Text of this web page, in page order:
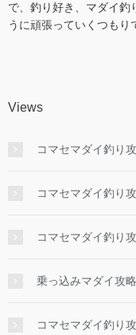
で、釣り好き、マダイ釣
うに頑張っていくつもり
Views
コマセマダイ釣り
コマセマダイ釣り
コマセマダイ釣り
乗っ込みマダイ攻
コマセマダイ釣り